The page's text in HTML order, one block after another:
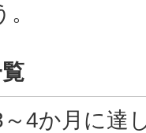
4か月に達